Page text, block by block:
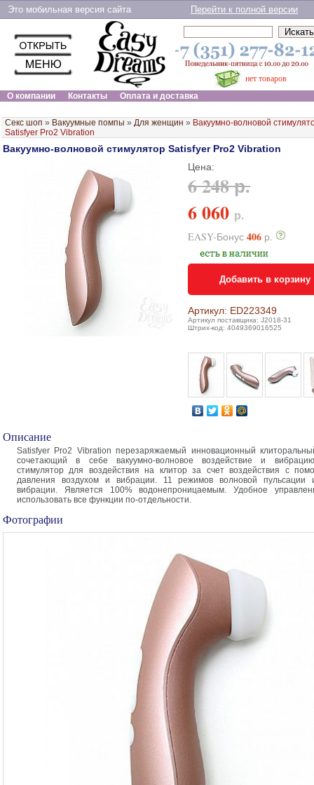
Это мобильная версия сайта Перейти к полной версии
нет товаров
О компании
Контакты Оплата и доставка
Секс шоп » Вакуумные помпы » Для женщин » Вакуумно-волновой
Satisfyer Pro2 Vibration
Вакуумно-волновой стимулятор Satisfyer Pro2 Vibration
Цена:
6 248 р.
6 060 р.
EASY-Бонус 406 р.
Добавить в корзину
Артикул: ED223349
Артикул поставщика: J2018-31
Штрих-код: 4049369016525
Описание
Satisfyer Pro2 Vibration перезаряжаемый инновационный
сочетающий в себе вакуумно-волновое воздействие и
стимулятор для воздействия на клитор за счет воздействия с
давления воздухом и вибрации. 11 режимов волновой
вибрации. Является 100% водонепроницаемым. Удобное
использовать все функции по-отдельности.
Фотографии